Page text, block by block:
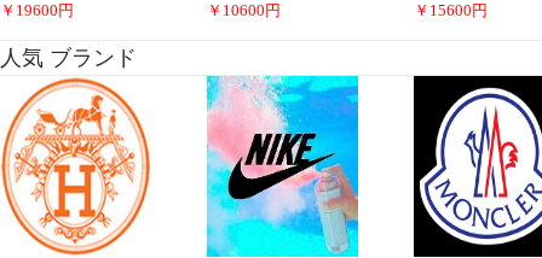
￥ 19600 円 ￥ 10600 円 ￥ 15600 円
人気 ブランド